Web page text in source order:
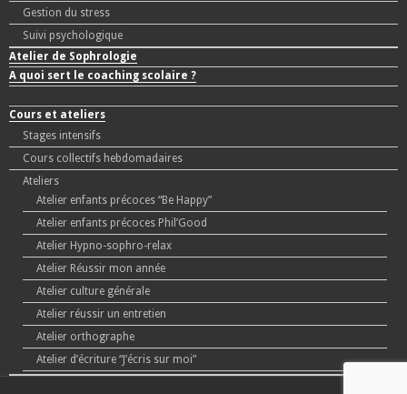
Gestion du stress
Suivi psychologique
Atelier de Sophrologie
A quoi sert le coaching scolaire ?
Cours et ateliers
Stages intensifs
Cours collectifs hebdomadaires
Ateliers
Atelier enfants précoces “Be Happy”
Atelier enfants précoces Phil’Good
Atelier Hypno-sophro-relax
Atelier Réussir mon année
Atelier culture générale
Atelier réussir un entretien
Atelier orthographe
Atelier d’écriture “J’écris sur moi”